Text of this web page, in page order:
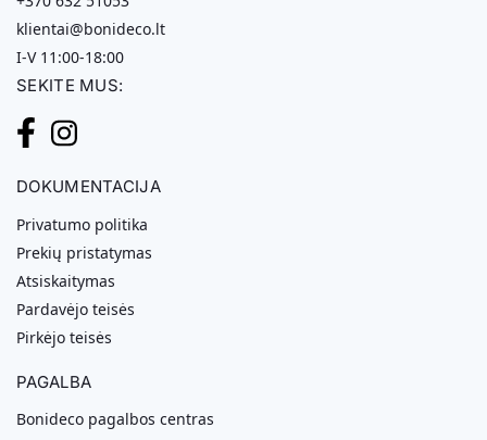
klientai@bonideco.lt
I-V 11:00-18:00
SEKITE MUS:
DOKUMENTACIJA
Privatumo politika
Prekių pristatymas
Atsiskaitymas
Pardavėjo teisės
Pirkėjo teisės
PAGALBA
Bonideco pagalbos centras